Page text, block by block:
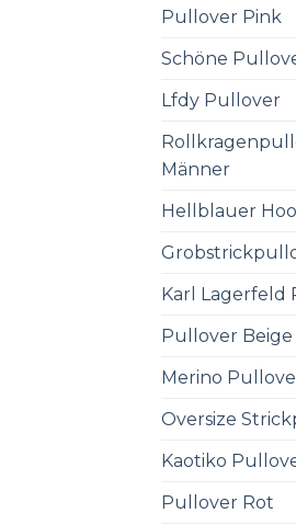
Pullover Pink
Schöne
Lfdy Pullover
Männer
Hellblauer
Karl Lagerfeld
Pullover Beige
Merino
Oversize
Kaotiko
Pullover Rot